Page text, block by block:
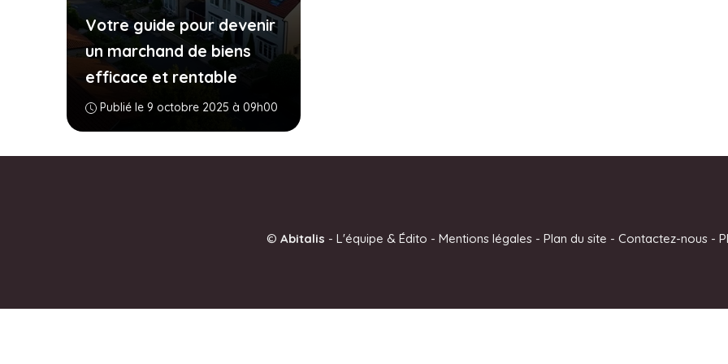
Votre guide pour devenir
un marchand de biens
efficace et rentable
Publié le 9 octobre 2025 à 09h00
© Abitalis - L'équipe & Édito - Mentions légales- Plan du site - Contactez-nous-